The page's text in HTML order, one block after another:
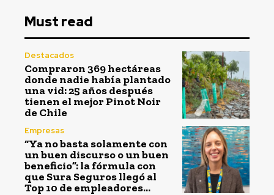
Must read
Destacados
Compraron 369 hectáreas
donde nadie había plantado
una vid: 25 años después
tienen el mejor Pinot Noir
de Chile
Empresas
“Ya no basta solamente con
un buen discurso o un buen
beneficio”: la fórmula con
que Sura Seguros llegó al
Top 10 de empleadores...